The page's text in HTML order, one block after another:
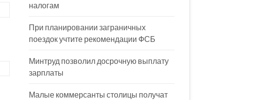
налогам
При планировании заграничных
поездок учтите рекомендации ФСБ
Минтруд позволил досрочную выплату
зарплаты
Малые коммерсанты столицы получат